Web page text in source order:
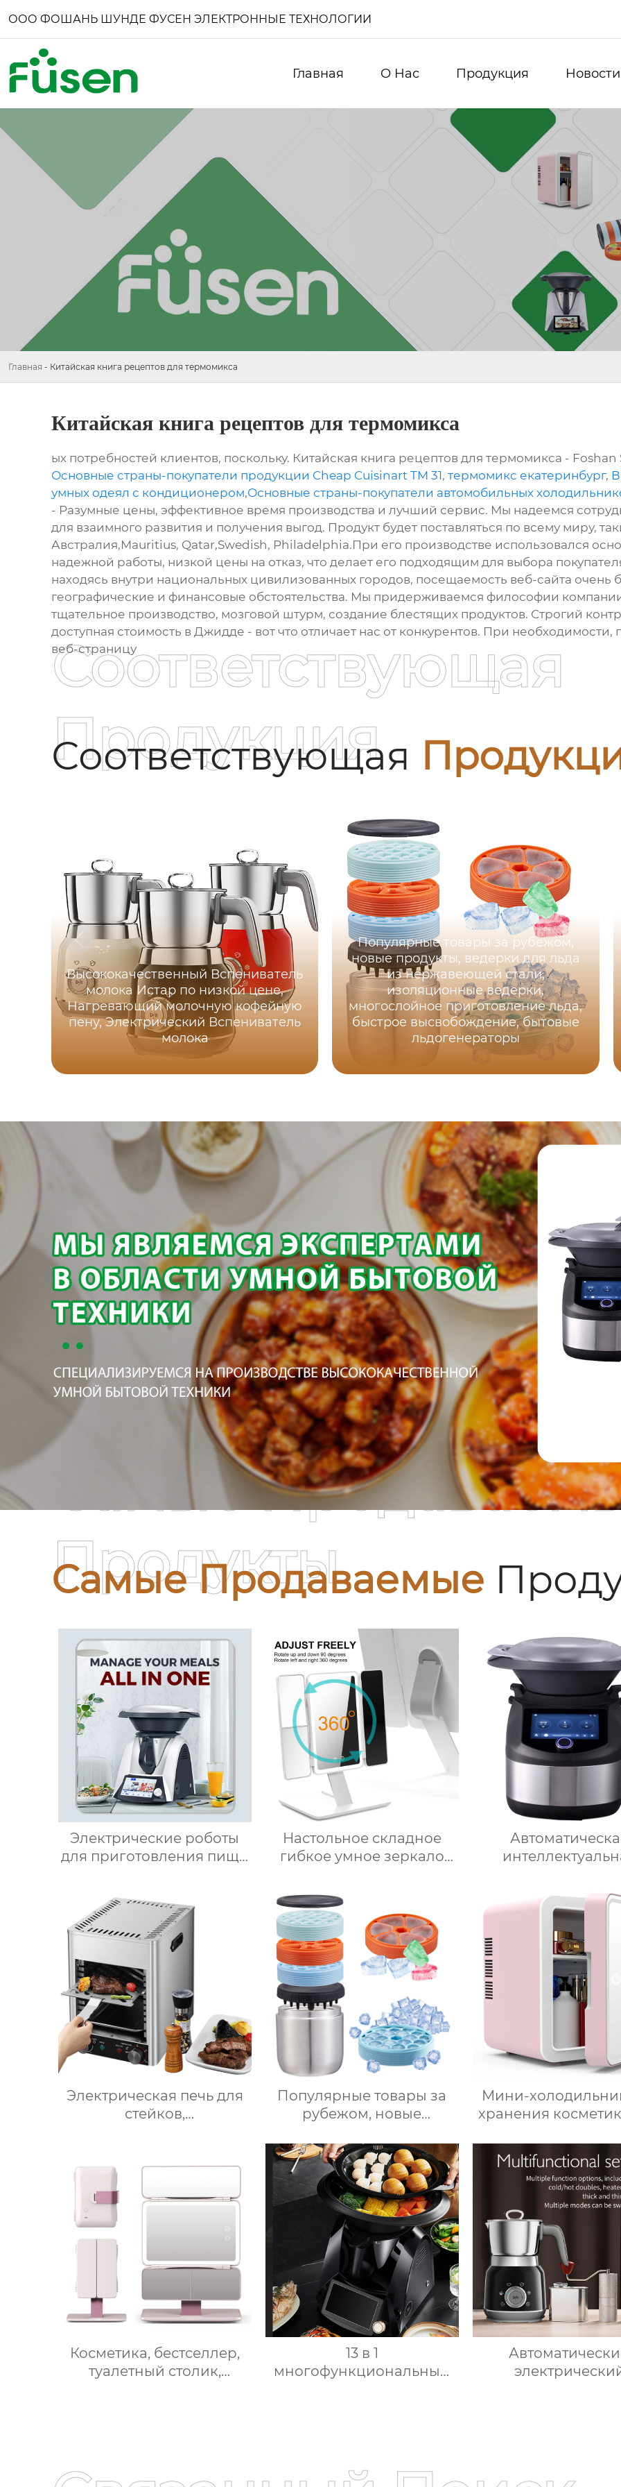
ООО ФОШАНЬ ШУНДЕ ФУСЕН ЭЛЕКТРОННЫЕ ТЕХНОЛОГИИ
Главная О Нас Продукция Новости
Главная - Китайская книга рецептов для термомикса
Китайская книга рецептов для термомикса
ых потребностей клиентов, поскольку. Китайская книга рецептов для термомикса -
Основные страны-покупатели продукции Cheap Cuisinart TM 31, термомикс екатеринбург,
умных одеял с кондиционером,Основные страны-покупатели автомобильных
- Разумные цены, эффективное время производства и лучший сервис. Мы надеемся
для взаимного развития и получения выгод. Продукт будет поставляться по всему миру,
Австралия,Mauritius, Qatar,Swedish, Philadelphia.При его производстве использовался
надежной работы, низкой цены на отказ, что делает его подходящим для выбора
находясь внутри национальных цивилизованных городов, посещаемость веб-сайта очень
географические и финансовые обстоятельства. Мы придерживаемся философии
тщательное производство, мозговой штурм, создание блестящих продуктов. Строгий
доступная стоимость в Джидде - вот что отличает нас от конкурентов. При
веб-страницу
Соответствующая
Соответствующая
Продукция
Высококачественный Вспениватель
молока Истар по низкой цене,
Нагревающий молочную кофейную
пену, Электрический Вспениватель
молока
Популярные товары за рубежом,
новые продукты, ведерки для льда
из нержавеющей стали,
изоляционные ведерки,
многослойное приготовление льда,
быстрое высвобождение, бытовые
льдогенераторы
Самые Продаваемые
Самые
Продукты
Электрические роботы
для приготовления пищи
высокоскоростной
супница кухонный
комбайн кухонная
техника Термомиксер
Настольное складное
гибкое умное зеркало
светодиодной подсветкой
приготовления
коммерческая
для
овощей
Электрическая печь для
стейков,
стейков на столешнице,
10-слойный гриль,
Постоянная температура
800℃, Нержавеющая
Популярные товары за
рубежом, новые
льда из нержавеющей
стали, изоляционные
ведерки, многослойное
приготовление льда,
быстрое высвобождение,
бытовые льдогенераторы
Мини-
хранения
Фруктовый
грудное
автомобильный
холодильник
Косметика, бестселлер,
туалетный столик,
подсветкой
13 в 1
многофункциональный
кухонный комбайн
домашний